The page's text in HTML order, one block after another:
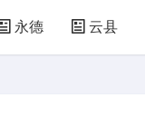
永德 云县